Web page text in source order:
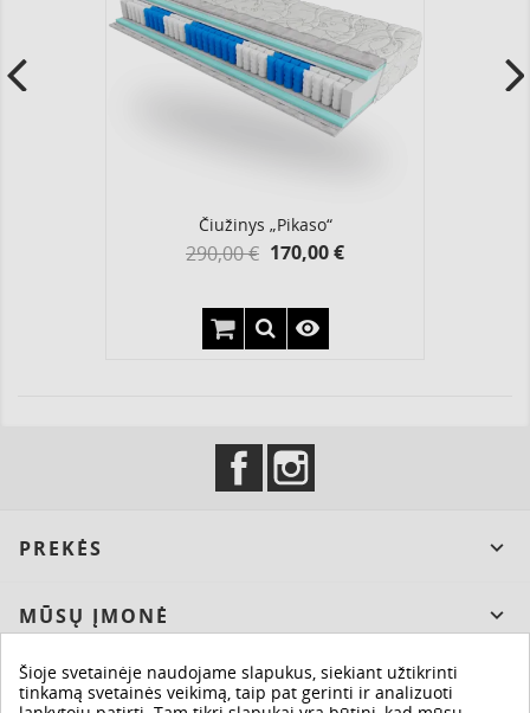
Čiužinys „Pikaso“
Yprasta
290,00 € Kaina
170,00 €

Facebook
PREKĖS 
MŪSŲ ĮMONĖ 
JŪSŲ PASKYRA
Šioje svetainėje naudojame slapukus, siekiant užtikrinti
tinkamą svetainės veikimą, taip pat gerinti ir analizuoti